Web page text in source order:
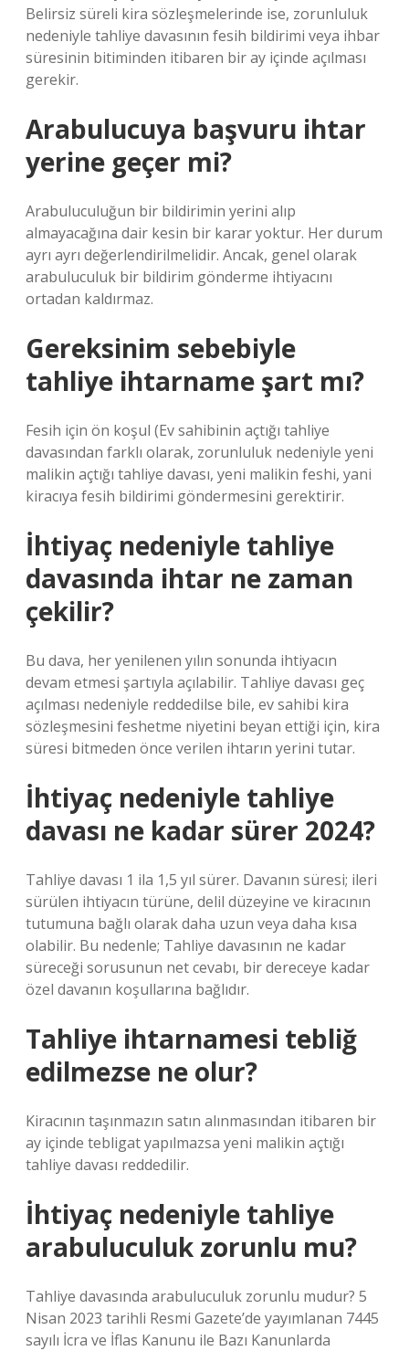
Belirsiz süreli kira sözleşmelerinde ise, zorunluluk
nedeniyle tahliye davasının fesih bildirimi veya ihbar
süresinin bitiminden itibaren bir ay içinde açılması
gerekir.
Arabulucuya başvuru ihtar
yerine geçer mi?
Arabuluculuğun bir bildirimin yerini alıp
almayacağına dair kesin bir karar yoktur. Her durum
ayrı ayrı değerlendirilmelidir. Ancak, genel olarak
arabuluculuk bir bildirim gönderme ihtiyacını
ortadan kaldırmaz.
Gereksinim sebebiyle
tahliye ihtarname şart mı?
Fesih için ön koşul (Ev sahibinin açtığı tahliye
davasından farklı olarak, zorunluluk nedeniyle yeni
malikin açtığı tahliye davası, yeni malikin feshi, yani
kiracıya fesih bildirimi göndermesini gerektirir.
İhtiyaç nedeniyle tahliye
davasında ihtar ne zaman
çekilir?
Bu dava, her yenilenen yılın sonunda ihtiyacın
devam etmesi şartıyla açılabilir. Tahliye davası geç
açılması nedeniyle reddedilse bile, ev sahibi kira
sözleşmesini feshetme niyetini beyan ettiği için, kira
süresi bitmeden önce verilen ihtarın yerini tutar.
İhtiyaç nedeniyle tahliye
davası ne kadar sürer 2024?
Tahliye davası 1 ila 1,5 yıl sürer. Davanın süresi; ileri
sürülen ihtiyacın türüne, delil düzeyine ve kiracının
tutumuna bağlı olarak daha uzun veya daha kısa
olabilir. Bu nedenle; Tahliye davasının ne kadar
süreceği sorusunun net cevabı, bir dereceye kadar
özel davanın koşullarına bağlıdır.
Tahliye ihtarnamesi tebliğ
edilmezse ne olur?
Kiracının taşınmazın satın alınmasından itibaren bir
ay içinde tebligat yapılmazsa yeni malikin açtığı
tahliye davası reddedilir.
İhtiyaç nedeniyle tahliye
arabuluculuk zorunlu mu?
Tahliye davasında arabuluculuk zorunlu mudur? 5
Nisan 2023 tarihli Resmi Gazete’de yayımlanan 7445
sayılı İcra ve İflas Kanunu ile Bazı Kanunlarda